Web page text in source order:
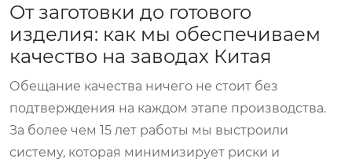
От заготовки до готового
изделия: как мы обеспечиваем
качество на заводах Китая
Обещание качества ничего не стоит без
подтверждения на каждом этапе производства.
За более чем 15 лет работы мы выстроили
систему, которая минимизирует риски и